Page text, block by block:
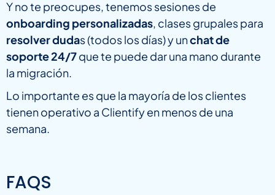
Y no te preocupes, tenemos sesiones de
onboarding personalizadas, clases grupales para
resolver dudas (todos los días) y unchat de
soporte 24/7que te puede dar una mano durante
la migración.
Lo importante es que la mayoría de los clientes
tienen operativo a Clientify en menos de una
semana.
FAQS